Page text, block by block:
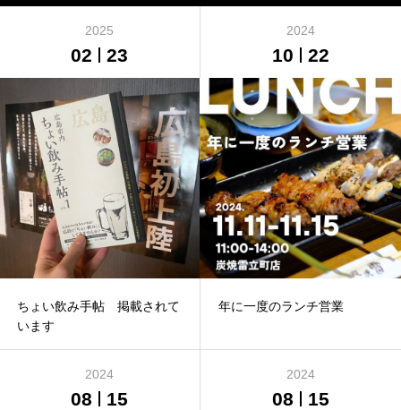
2025
02 23
ちょい飲み手帖 掲載されて
います
2024
10 22
年に一度のランチ営業
2024
08 15
2024
08 15